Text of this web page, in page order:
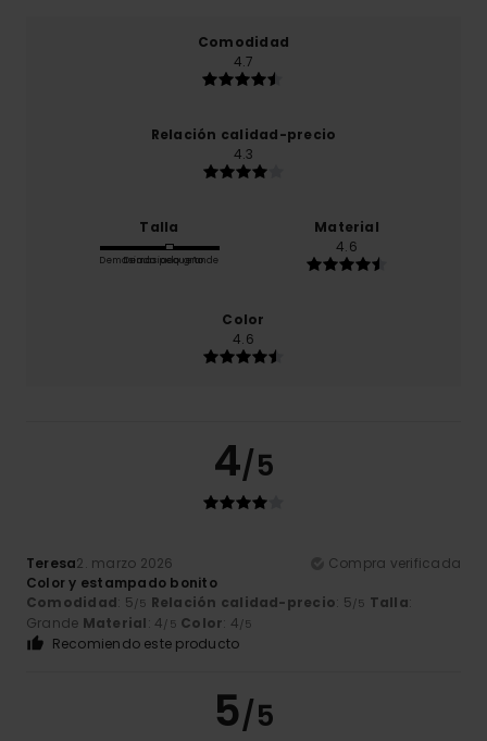
Comodidad
4.7
Relación calidad-precio
4.3
Talla
Demasiado pequeño
Demasiado grande
Material
4.6
Color
4.6
4/5
Teresa2. marzo 2026
Compra verificada
Color y estampado bonito
Comodidad: 5/5 Relación calidad-precio: 5/5 Talla:
Grande Material: 4/5 Color: 4/5
Recomiendo este producto
5/5